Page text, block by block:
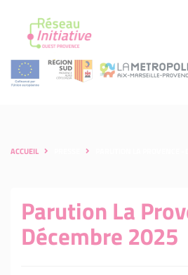
ACCUEIL
Parution La
Décembre 2025